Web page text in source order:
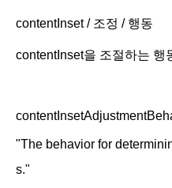
contentInset / 조정 / 행동
contentInset을 조절하는 행
"The behavior for
s."